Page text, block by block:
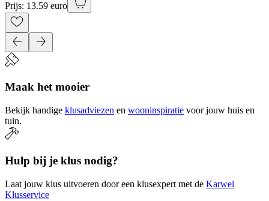
Prijs: 13.59 euro
Maak het mooier
Bekijk handige klusadviezen en wooninspiratie voor jouw huis en
tuin.
Hulp bij je klus nodig?
Laat jouw klus uitvoeren door een klusexpert met de Karwei
Klusservice